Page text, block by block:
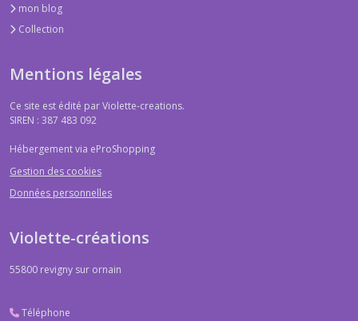
mon blog
Collection
Mentions légales
Ce site est édité par Violette-creations.
SIREN : 387 483 092
Hébergement via eProShopping
Gestion des cookies
Données personnelles
Violette-créations
55800 revigny sur ornain
Téléphone